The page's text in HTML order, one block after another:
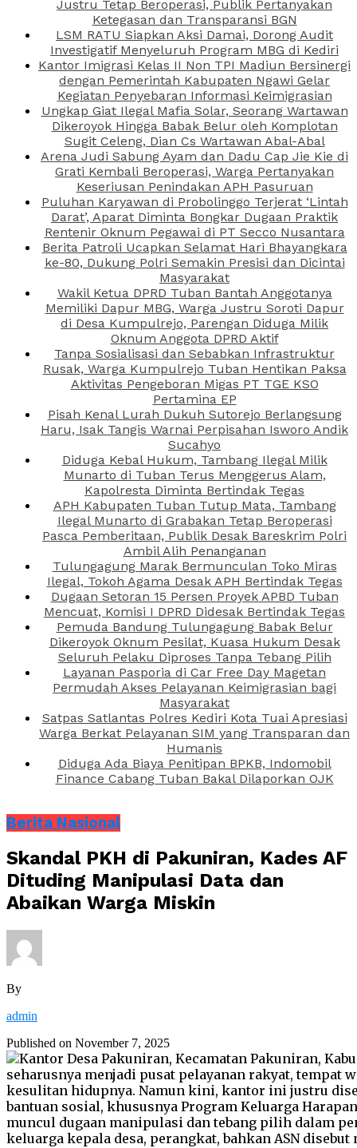
Justru Tetap Beroperasi, Publik Pertanyakan
Ketegasan dan Transparansi BGN
LSM RATU Siapkan Aksi Damai, Dorong Audit
Investigatif Menyeluruh Program MBG di Kediri
Kantor Imigrasi Kelas II Non TPI Madiun Bersinergi
dengan Pemerintah Kabupaten Ngawi Gelar
Kegiatan Penyebaran Informasi Keimigrasian
Ungkap Giat Ilegal Mafia Solar, Seorang Wartawan
Dikeroyok Hingga Babak Belur oleh Komplotan
Sugit Celeng, Dian Cs Wartawan Abal-Abal
Arena Judi Sabung Ayam dan Dadu Cap Jie Kie di
Grati Kembali Beroperasi, Warga Pertanyakan
Keseriusan Penindakan APH Pasuruan
Puluhan Karyawan di Probolinggo Terjerat ‘Lintah
Darat’, Aparat Diminta Bongkar Dugaan Praktik
Rentenir Oknum Pegawai di PT Secco Nusantara
Berita Patroli Ucapkan Selamat Hari Bhayangkara
ke-80, Dukung Polri Semakin Presisi dan Dicintai
Masyarakat
Wakil Ketua DPRD Tuban Bantah Anggotanya
Memiliki Dapur MBG, Warga Justru Soroti Dapur
di Desa Kumpulrejo, Parengan Diduga Milik
Oknum Anggota DPRD Aktif
Tanpa Sosialisasi dan Sebabkan Infrastruktur
Rusak, Warga Kumpulrejo Tuban Hentikan Paksa
Aktivitas Pengeboran Migas PT TGE KSO
Pertamina EP
Pisah Kenal Lurah Dukuh Sutorejo Berlangsung
Haru, Isak Tangis Warnai Perpisahan Isworo Andik
Sucahyo
Diduga Kebal Hukum, Tambang Ilegal Milik
Munarto di Tuban Terus Menggerus Alam,
Kapolresta Diminta Bertindak Tegas
APH Kabupaten Tuban Tutup Mata, Tambang
Ilegal Munarto di Grabakan Tetap Beroperasi
Pasca Pemberitaan, Publik Desak Bareskrim Polri
Ambil Alih Penanganan
Tulungagung Marak Bermunculan Toko Miras
Ilegal, Tokoh Agama Desak APH Bertindak Tegas
Dugaan Setoran 15 Persen Proyek APBD Tuban
Mencuat, Komisi I DPRD Didesak Bertindak Tegas
Pemuda Bandung Tulungagung Babak Belur
Dikeroyok Oknum Pesilat, Kuasa Hukum Desak
Seluruh Pelaku Diproses Tanpa Tebang Pilih
Layanan Pasporia di Car Free Day Magetan
Permudah Akses Pelayanan Keimigrasian bagi
Masyarakat
Satpas Satlantas Polres Kediri Kota Tuai Apresiasi
Warga Berkat Pelayanan SIM yang Transparan dan
Humanis
Diduga Ada Biaya Penitipan BPKB, Indomobil
Finance Cabang Tuban Bakal Dilaporkan OJK
Berita Nasional
Skandal PKH di Pakuniran, Kades AF
Dituding Manipulasi Data dan
Abaikan Warga Miskin
By
admin
Published on November 7, 2025